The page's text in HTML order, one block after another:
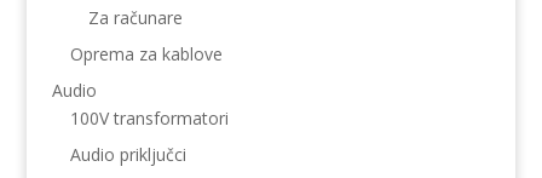
Za računare
Oprema za kablove
Audio
100V transformatori
Audio priključci